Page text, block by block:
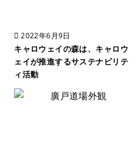
2022年6月9日
キャロウェイの森は、キャロウ
ェイが推進するサステナビリテ
ィ活動